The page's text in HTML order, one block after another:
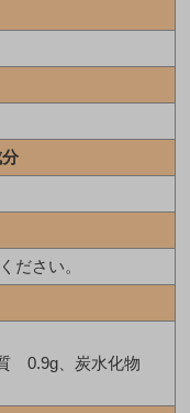
ださい。
0.9g、炭水化物